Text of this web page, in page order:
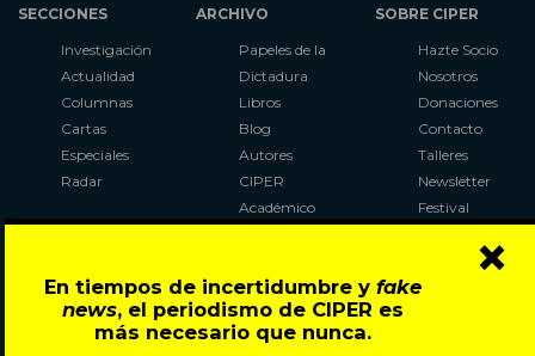
En tiempos de incertidumbre y fake
news, el periodismo de CIPER es
más necesario que nunca.
×
SECCIONES
Investigación
Actualidad
Columnas
Cartas
Especiales
Radar
ARCHIVO
Papeles de la
Dictadura
Libros
Blog
Autores
CIPER
Académico
Al Plebiscito
con CIPER
SOBRE CIPER
Hazte Socio
Nosotros
Donaciones
Contacto
Talleres
Newsletter
Festival